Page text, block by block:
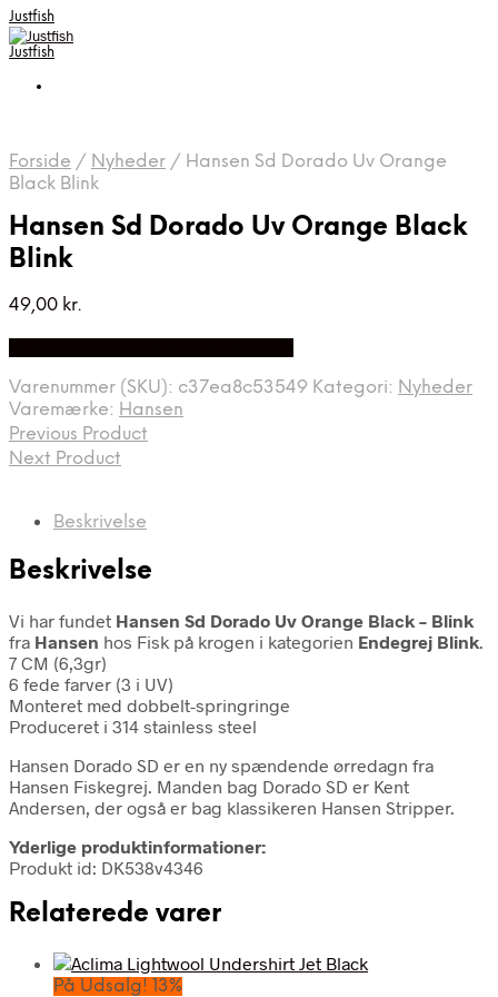
Justfish
Justfish
Forside / Nyheder / Hansen Sd Dorado Uv Orange
Black Blink
Hansen Sd Dorado Uv Orange Black
Blink
49,00 kr.
Varenummer (SKU): c37ea8c53549 Kategori: Nyheder
Varemærke: Hansen
Previous Product
Next Product
Beskrivelse
Beskrivelse
Vi har fundet Hansen Sd Dorado Uv Orange Black – Blink
fra Hansen hos Fisk på krogen i kategorien Endegrej Blink.
7 CM (6,3gr)
6 fede farver (3 i UV)
Monteret med dobbelt-springringe
Produceret i 314 stainless steel
Hansen Dorado SD er en ny spændende ørredagn fra
Hansen Fiskegrej. Manden bag Dorado SD er Kent
Andersen, der også er bag klassikeren Hansen Stripper.
Yderlige produktinformationer:
Produkt id: DK538v4346
Relaterede varer
På Udsalg! 13%